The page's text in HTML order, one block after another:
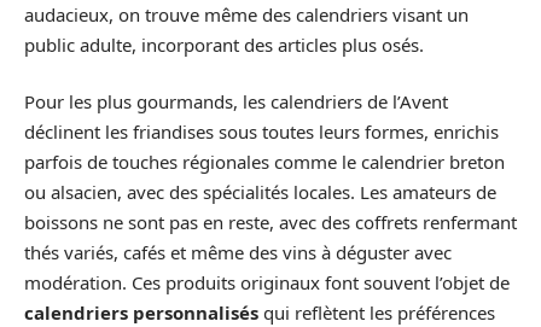
audacieux, on trouve même des calendriers visant un
public adulte, incorporant des articles plus osés.
Pour les plus gourmands, les calendriers de l’Avent
déclinent les friandises sous toutes leurs formes, enrichis
parfois de touches régionales comme le calendrier breton
ou alsacien, avec des spécialités locales. Les amateurs de
boissons ne sont pas en reste, avec des coffrets renfermant
thés variés, cafés et même des vins à déguster avec
modération. Ces produits originaux font souvent l’objet de
calendriers personnalisés qui reflètent les préférences